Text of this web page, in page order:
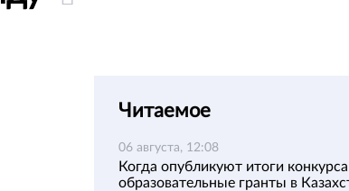
Читаемое
06 августа, 12:08
Когда опубликуют итоги
образовательные гранты в